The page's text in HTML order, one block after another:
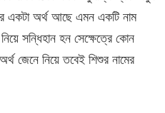
একটা অর্থ আছে এমন একটি নাম
সন্ধিহান হন সেক্ষেত্রে কোন
জেনে নিয়ে তবেই শিশুর নামের